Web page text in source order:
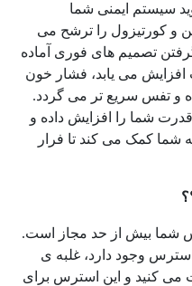
سیستم ایمنی شما
و کورتیزول را ترشح می
تصمیم های فوری آماده
می یابد، فشار خون
و تفس سریع تر می گردد.
شما را افزایش داده و
شما کمک می کند تا فرار
شما بیش از حد مجاز است.
وجود دارد، غلبه ی
می کنید و این استرس برای